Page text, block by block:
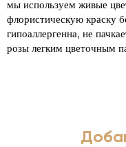
мы используем живые
флористическую краску
гипоаллергенна, не
розы легким цветочным